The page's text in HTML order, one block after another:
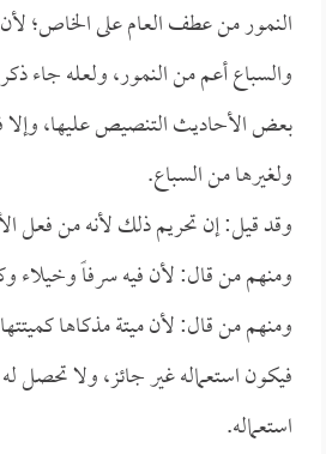
النمور من عطف العام على الخاص؛
والسباع أعم من النمور، ولعله جاء
بعض الأحاديث التنصيص عليها، وإلا
ولغيرها من السباع.
وقد قيل: إن تحريم ذلك لأنه من فعل
ومنهم من قال: لأن فيه سرفاً وخيلاء
ومنهم من قال: لأن ميتة مذكاها
فيكون استعماله غير جائز، ولا تحصل
استعماله.